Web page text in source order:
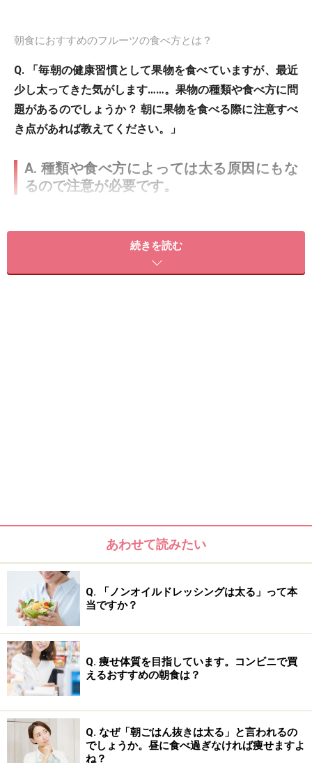
朝食におすすめのフルーツの食べ方とは？
Q. 「毎朝の健康習慣として果物を食べていますが、最近
少し太ってきた気がします……。果物の種類や食べ方に問
題があるのでしょうか？ 朝に果物を食べる際に注意すべ
き点があれば教えてください。」
A. 種類や食べ方によっては太る原因にもな
るので注意が必要です。
富に含まれており、朝にぴったりの食品です。しかし、
種類や食べ方によっては太る原因になることもありま
す。
フルーツなど。バナナやパイナップルはブドウ糖やショ
糖が多いため、控えめにしましょう。ヨーグルトや卵な
続きを読む
あわせて読みたい
Q. 「ノンオイルドレッシングは太る」って本
当ですか？
Q. 痩せ体質を目指しています。コンビニで買
えるおすすめの朝食は？
Q. なぜ「朝ごはん抜きは太る」と言われるの
でしょうか。昼に食べ過ぎなければ痩せますよ
ね？